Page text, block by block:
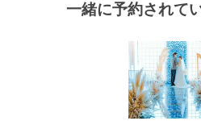
一緒に予約されて